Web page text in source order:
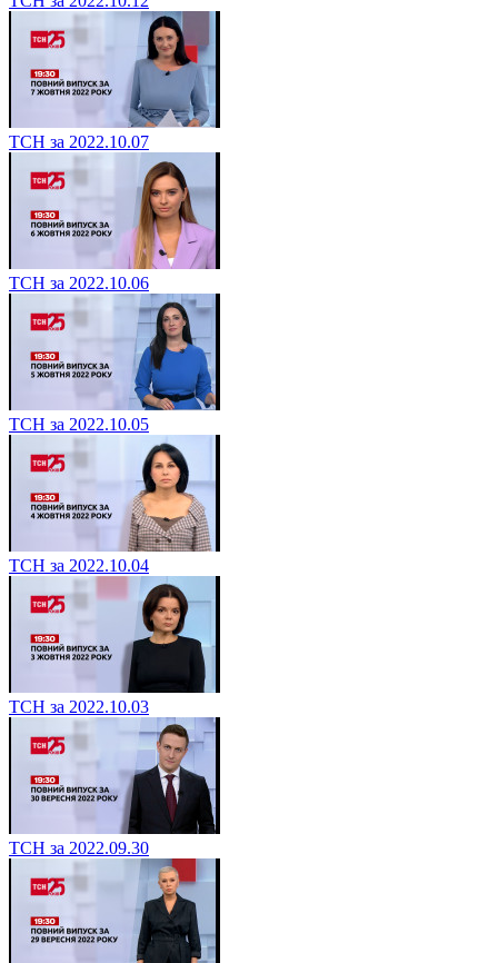
ТСН за 2022.10.07
ТСН за 2022.10.06
ТСН за 2022.10.05
ТСН за 2022.10.04
ТСН за 2022.10.03
ТСН за 2022.09.30